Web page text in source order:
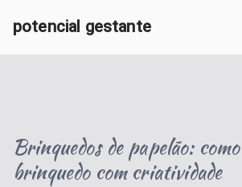
parapotencial gestante
Brinquedos de papelão:
brinquedo com criatividade